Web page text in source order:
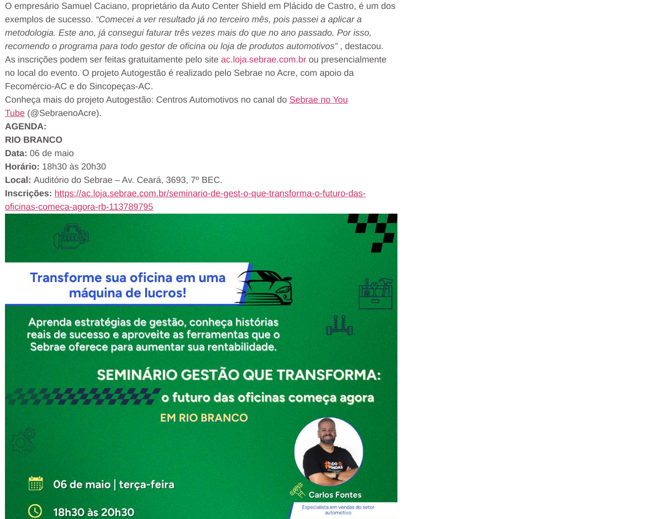
O empresário Samuel Caciano, proprietário da Auto Center Shield em Plácido de Castro, é um dos
exemplos de sucesso. “Comecei a ver resultado já no terceiro mês, pois passei a aplicar a
metodologia. Este ano, já consegui faturar três vezes mais do que no ano passado. Por isso,
recomendo o programa para todo gestor de oficina ou loja de produtos automotivos”, destacou.
As inscrições podem ser feitas gratuitamente pelo site ac.loja.sebrae.com.br ou presencialmente
no local do evento. O projeto Autogestão é realizado pelo Sebrae no Acre, com apoio da
Fecomércio-AC e do Sincopeças-AC.
Conheça mais do projeto Autogestão: Centros Automotivos no canal do Sebrae no You
Tube (@SebraenoAcre).
AGENDA:
RIO BRANCO
Data: 06 de maio
Horário: 18h30 às 20h30
Local: Auditório do Sebrae – Av. Ceará, 3693, 7º BEC.
Inscrições: https://ac.loja.sebrae.com.br/seminario-de-gest-o-que-transforma-o-futuro-das-
oficinas-comeca-agora-rb-113789795